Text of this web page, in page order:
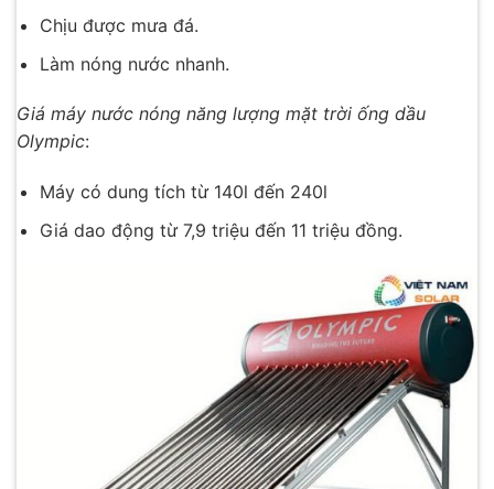
Chịu được mưa đá.
Làm nóng nước nhanh.
Giá máy nước nóng năng lượng mặt trời ống dầu
Olympic:
Máy có dung tích từ 140l đến 240l
Giá dao động từ 7,9 triệu đến 11 triệu đồng.